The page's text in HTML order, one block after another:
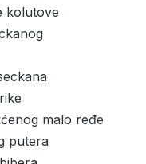
kolutove
paprike
malo ređe
putera